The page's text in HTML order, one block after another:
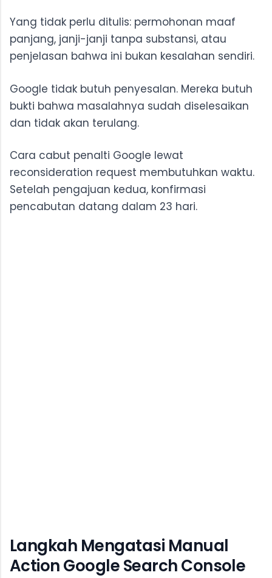
Yang tidak perlu ditulis: permohonan maaf
panjang, janji-janji tanpa substansi, atau
penjelasan bahwa ini bukan kesalahan sendiri.
Google tidak butuh penyesalan. Mereka butuh
bukti bahwa masalahnya sudah diselesaikan
dan tidak akan terulang.
Cara cabut penalti Google lewat
reconsideration request membutuhkan waktu.
Setelah pengajuan kedua, konfirmasi
pencabutan datang dalam 23 hari.
Langkah Mengatasi Manual
Action Google Search Console